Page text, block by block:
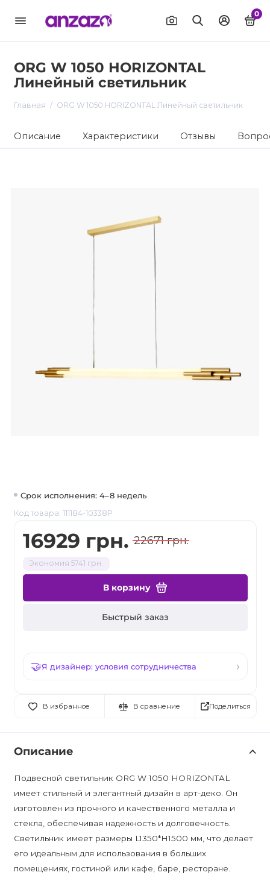
0
ORG W 1050 HORIZONTAL
Линейный светильник
Главная ORG W 1050 HORIZONTAL Линейный светильник
Описание Характеристики Отзывы
Срок исполнения: 4–8 недель
Код товара: 111184-10338P
16929 грн. 22671 грн.
Экономия 5741 грн.
В корзину
Быстрый заказ
Я дизайнер: условия сотрудничества
В избранное В сравнение Поделиться
Описание
Подвесной светильник ORG W 1050 HORIZONTAL
имеет стильный и элегантный дизайн в арт-деко. Он
изготовлен из прочного и качественного металла и
стекла, обеспечивая надежность и долговечность.
Светильник имеет размеры L1350*H1500 мм, что делает
его идеальным для использования в больших
помещениях, гостиной или кафе, баре, ресторане.